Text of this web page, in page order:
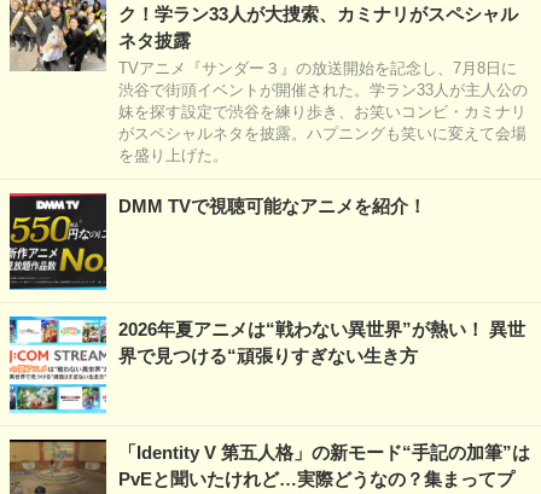
ク！学ラン33人が大捜索、カミナリがスペシャル
ネタ披露
TVアニメ『サンダー３』の放送開始を記念し、7月8日に
渋谷で街頭イベントが開催された。学ラン33人が主人公の
妹を探す設定で渋谷を練り歩き、お笑いコンビ・カミナリ
がスペシャルネタを披露。ハプニングも笑いに変えて会場
を盛り上げた。
DMM TVで視聴可能なアニメを紹介！
2026年夏アニメは“戦わない異世界”が熱い！ 異世
界で見つける“頑張りすぎない生き方
「Identity V 第五人格」の新モード“手記の加筆”は
PvEと聞いたけれど…実際どうなの？集まってプ